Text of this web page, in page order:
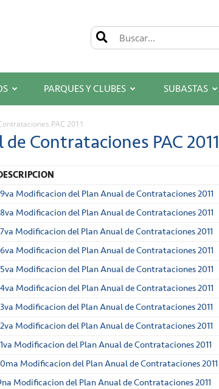
PARQUES Y CLUBES SUBASTAS
PAC 2011
Contrataciones PAC 2011
Modificacion del Plan Anual de Contrataciones 2011
Modificacion del Plan Anual de Contrataciones 2011
Modificacion del Plan Anual de Contrataciones 2011
Modificacion del Plan Anual de Contrataciones 2011
Modificacion del Plan Anual de Contrataciones 2011
Modificacion del Plan Anual de Contrataciones 2011
Modificacion del Plan Anual de Contrataciones 2011
Modificacion del Plan Anual de Contrataciones 2011
Modificacion del Plan Anual de Contrataciones 2011
Modificacion del Plan Anual de Contrataciones 2011
Modificacion del Plan Anual de Contrataciones 2011